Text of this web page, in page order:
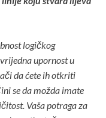
logičkog
upornost u
da ćete ih otkriti
se da možda imate
Vaša potraga za